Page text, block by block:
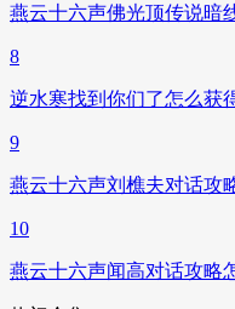
燕云十六声佛光顶传说暗
8
逆水寒找到你们了怎么获
9
燕云十六声刘樵夫对话攻
10
燕云十六声闻高对话攻略